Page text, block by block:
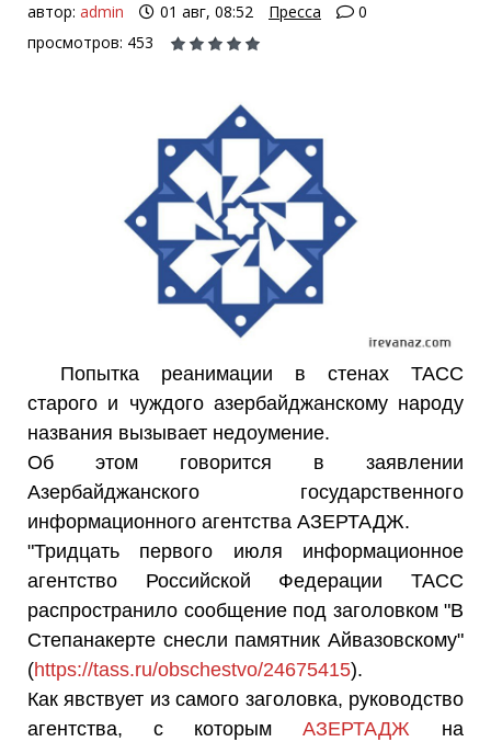
автор: admin 01 авг, 08:52 Пресса
0
просмотров: 453
Попытка реанимации в стенах ТАСС
старого и чуждого азербайджанскому народу
названия вызывает недоумение.
Об этом говорится в заявлении
Азербайджанского государственного
информационного агентства АЗЕРТАДЖ.
"Тридцать первого июля информационное
агентство Российской Федерации ТАСС
распространило сообщение под заголовком "В
Степанакерте снесли памятник Айвазовскому"
(https://tass.ru/obschestvo/24675415).
Как явствует из самого заголовка, руководство
агентства, с которым АЗЕРТАДЖ на